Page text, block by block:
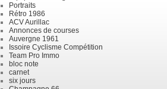
Portraits
Rétro 1986
ACV Aurillac
Annonces de courses
Auvergne 1961
Issoire Cyclisme Compétition
Team Pro Immo
bloc note
carnet
six jours